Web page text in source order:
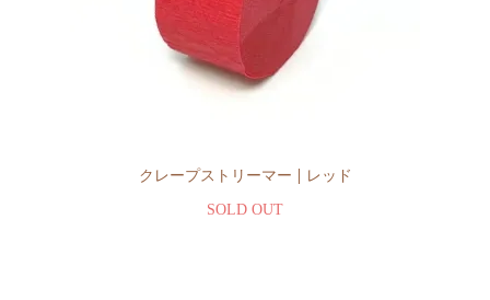
クレープストリーマー | レッド
SOLD OUT